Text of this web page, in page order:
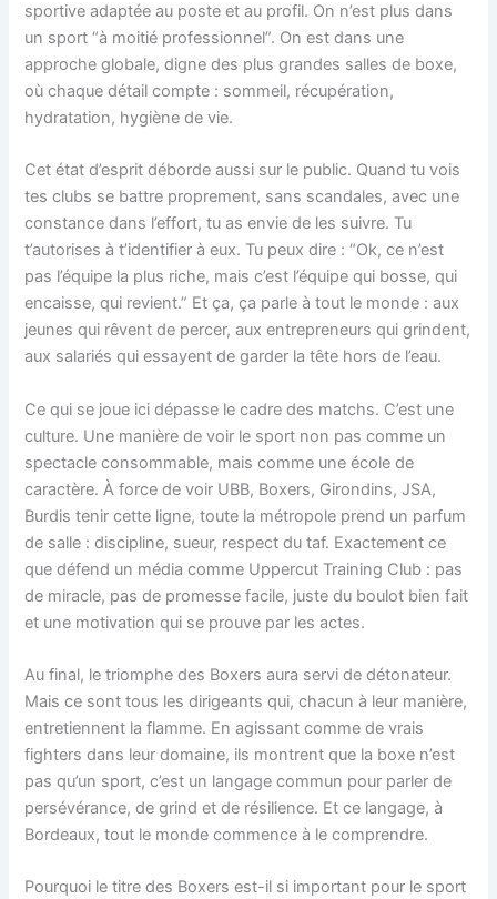
sportive adaptée au poste et au profil. On n’est plus dans
un sport “à moitié professionnel”. On est dans une
approche globale, digne des plus grandes salles de boxe,
où chaque détail compte : sommeil, récupération,
hydratation, hygiène de vie.
Cet état d’esprit déborde aussi sur le public. Quand tu vois
tes clubs se battre proprement, sans scandales, avec une
constance dans l’effort, tu as envie de les suivre. Tu
t’autorises à t’identifier à eux. Tu peux dire : “Ok, ce n’est
pas l’équipe la plus riche, mais c’est l’équipe qui bosse, qui
encaisse, qui revient.” Et ça, ça parle à tout le monde : aux
jeunes qui rêvent de percer, aux entrepreneurs qui grindent,
aux salariés qui essayent de garder la tête hors de l’eau.
Ce qui se joue ici dépasse le cadre des matchs. C’est une
culture. Une manière de voir le sport non pas comme un
spectacle consommable, mais comme une école de
caractère. À force de voir UBB, Boxers, Girondins, JSA,
Burdis tenir cette ligne, toute la métropole prend un parfum
de salle : discipline, sueur, respect du taf. Exactement ce
que défend un média comme Uppercut Training Club : pas
de miracle, pas de promesse facile, juste du boulot bien fait
et une motivation qui se prouve par les actes.
Au final, le triomphe des Boxers aura servi de détonateur.
Mais ce sont tous les dirigeants qui, chacun à leur manière,
entretiennent la flamme. En agissant comme de vrais
fighters dans leur domaine, ils montrent que la boxe n’est
pas qu’un sport, c’est un langage commun pour parler de
persévérance, de grind et de résilience. Et ce langage, à
Bordeaux, tout le monde commence à le comprendre.
Pourquoi le titre des Boxers est-il si important pour le sport